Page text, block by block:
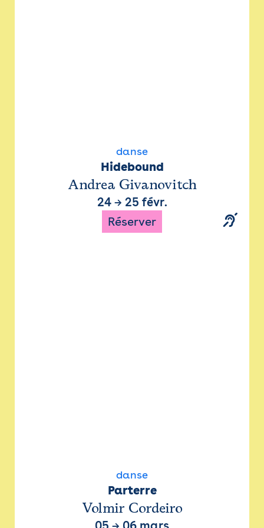
danse
Hidebound
Andrea Givanovitch
24→ 25 févr.
Réserver
danse
Parterre
Volmir Cordeiro